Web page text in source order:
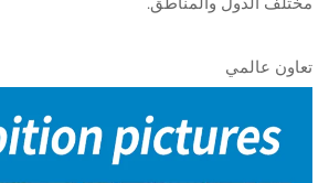
تعاون عالمي